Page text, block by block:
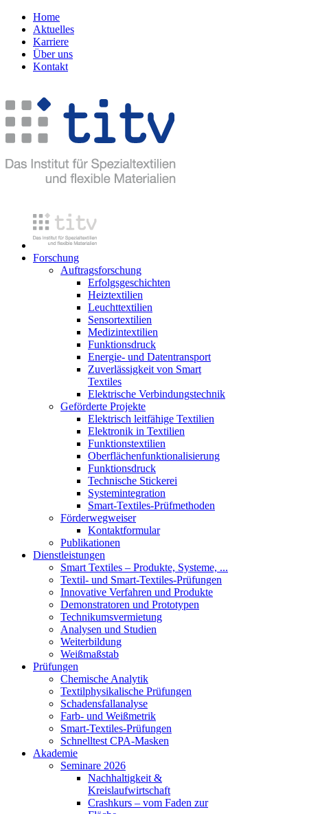
Home
Aktuelles
Karriere
Über uns
Kontakt
Forschung
Auftragsforschung
Erfolgsgeschichten
Heiztextilien
Leuchttextilien
Sensortextilien
Medizintextilien
Funktionsdruck
Energie- und Datentransport
Zuverlässigkeit von Smart
Textiles
Elektrische Verbindungstechnik
Geförderte Projekte
Elektrisch leitfähige Textilien
Elektronik in Textilien
Funktionstextilien
Oberflächenfunktionalisierung
Funktionsdruck
Technische Stickerei
Systemintegration
Smart-Textiles-Prüfmethoden
Förderwegweiser
Kontaktformular
Publikationen
Dienstleistungen
Smart Textiles – Produkte, Systeme, ...
Textil- und Smart-Textiles-Prüfungen
Innovative Verfahren und Produkte
Demonstratoren und Prototypen
Technikumsvermietung
Analysen und Studien
Weiterbildung
Weißmaßstab
Prüfungen
Chemische Analytik
Textilphysikalische Prüfungen
Schadensfallanalyse
Farb- und Weißmetrik
Smart-Textiles-Prüfungen
Schnelltest CPA-Masken
Akademie
Seminare 2026
Nachhaltigkeit &
Kreislaufwirtschaft
Crashkurs – vom Faden zur